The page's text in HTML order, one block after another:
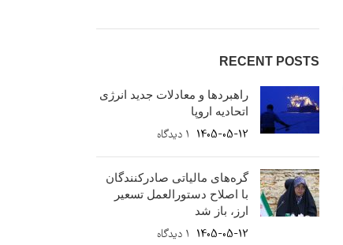
RECENT POSTS
راهبردها و معادلات جدید انرژی
اتحادیه اروپا
1405-05-12 ۱ دیدگاه
گره‌های مالیاتی صادرکنندگان
با اصلاح دستورالعمل تسعیر
ارز، باز شد
1405-05-12 ۱ دیدگاه